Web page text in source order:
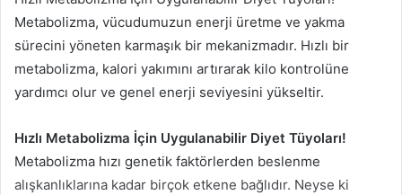
Metabolizma, vücudumuzun enerji üretme ve yakma
sürecini yöneten karmaşık bir mekanizmadır. Hızlı bir
metabolizma, kalori yakımını artırarak kilo kontrolüne
yardımcı olur ve genel enerji seviyesini yükseltir.
Hızlı Metabolizma İçin Uygulanabilir Diyet Tüyoları!
Metabolizma hızı genetik faktörlerden beslenme
alışkanlıklarına kadar birçok etkene bağlıdır. Neyse ki